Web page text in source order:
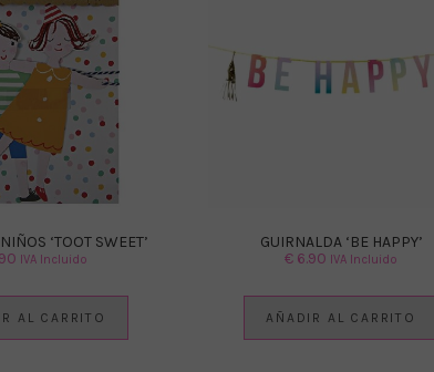
‘TOOT SWEET’
IVA Incluido
AL CARRITO
GUIRNALDA ‘BE HAPPY’
€ 6.90 IVA Incluido
AÑADIR AL CARRITO